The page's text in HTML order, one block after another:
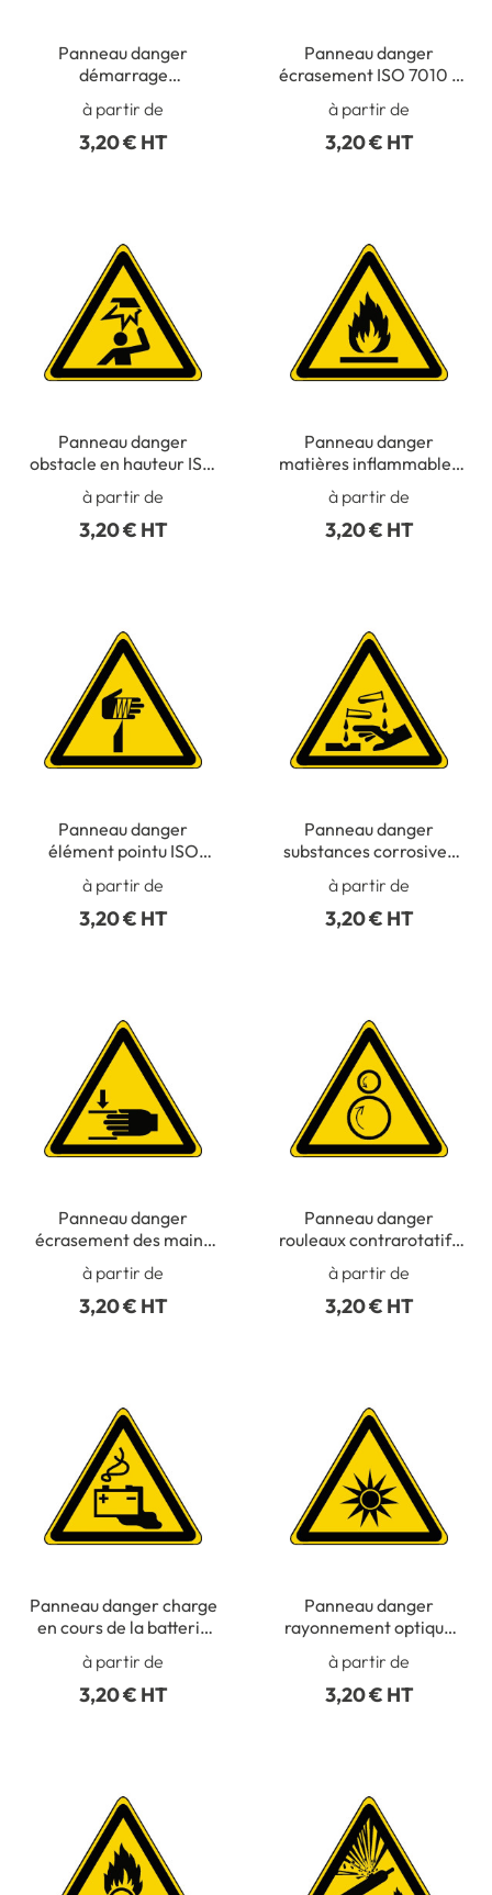
Panneau danger
démarrage
W018
à partir de
3,20 € HT
Panneau danger
écrasement ISO 7010 -
à partir de
3,20 € HT
Panneau danger
obstacle en hauteur ISO
7010 - W020
à partir de
3,20 € HT
Panneau danger
matières inflammables
ISO 7010 - W021
à partir de
3,20 € HT
Panneau danger
élément pointu ISO
7010 - W022
à partir de
3,20 € HT
Panneau danger
substances corrosives
ISO 7010 - W023
à partir de
3,20 € HT
Panneau danger
écrasement des mains
ISO 7010 - W024
à partir de
3,20 € HT
Panneau danger
rouleaux contrarotatifs
ISO 7010 - W025
à partir de
3,20 € HT
Panneau danger charge
en cours de la batterie
ISO 7010 - W026
à partir de
3,20 € HT
Panneau danger
rayonnement optique
ISO 7010 - W027
à partir de
3,20 € HT